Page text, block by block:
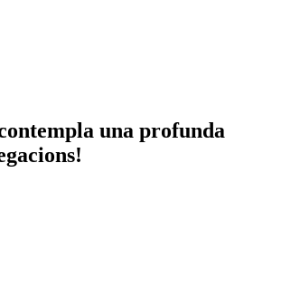
una profunda